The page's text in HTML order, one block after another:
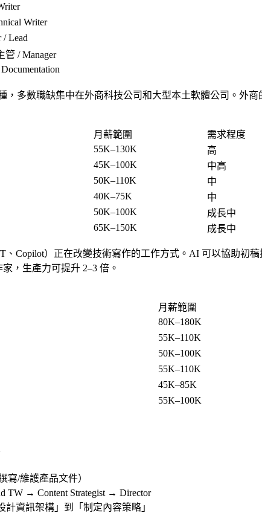
Writer
/ Lead
管 / Manager
，多數職缺集中在外商科技公司和大型本土軟體公司。外
月薪範圍 需求程度
55K–130K 高
45K–100K 中高
50K–110K 中
40K–75K 中
50K–100K 成長中
65K–150K 成長中
、Copilot）正在改變技術寫作的工作方式。AI 可以協助
，生產力可提升 2–3 倍。
月薪範圍
80K–180K
55K–110K
50K–100K
55K–110K
45K–85K
55K–100K
寫/維護產品文件）
TW → Content Strategist → Director
計資訊架構」到「制定內容策略」